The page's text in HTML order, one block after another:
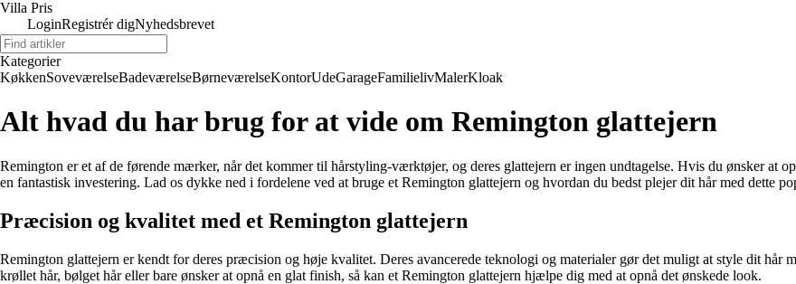
Villa Pris
LoginRegistrér digNyhedsbrevet
Kategorier
KøkkenSoveværelseBadeværelseBørneværelseKontorUdeGarageFamilielivMalerKloak
Alt hvad du har brug for at vide om Remington glattejern
Remington er et af de førende mærker, når det kommer til hårstyling-værktøjer, og deres glattejern er ingen undtagelse. Hvis du ønsker at
en fantastisk investering. Lad os dykke ned i fordelene ved at bruge et Remington glattejern og hvordan du bedst plejer dit hår med dette
Præcision og kvalitet med et Remington glattejern
Remington glattejern er kendt for deres præcision og høje kvalitet. Deres avancerede teknologi og materialer gør det muligt at style dit hår
krøllet hår, bølget hår eller bare ønsker at opnå en glat finish, så kan et Remington glattejern hjælpe dig med at opnå det ønskede look.